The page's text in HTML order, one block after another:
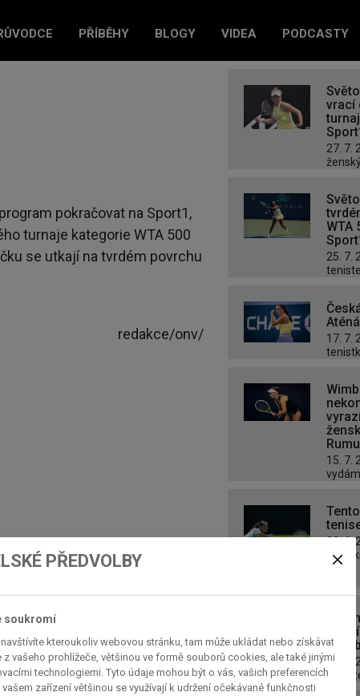
PŘÍBĚHY BLOGY VIDEA PODCASTY
pokračovat na Sport1,
turnaje kategorie WTA 500
se utkají na tvrdém povrchu
redakce/onv/
vrací
27. 7.
WTA
25. 7.
17. 7.
15. 7.
22. 6.
na
10. 6.
PŘEDVOLBY
soukromí
kteroukoliv webovou stránku, tam může ukládat nebo získávat
z vašeho prohlížeče, většinou ve formě souborů cookies, ale také jinými
technologiemi. Tyto údaje mohou být o vás, vašich preferencích
zařízení většinou se využívají k udržení očekávané funkčnosti